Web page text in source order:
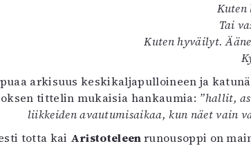
Kuten
Tai
Kuten hyväilyt.
arkisuus keskikaljapulloineen ja
tittelin mukaisia hankaumia: ”hallit,
liikkeiden avautumisaikaa, kun näet vain
totta kai Aristoteleenrunousoppi on